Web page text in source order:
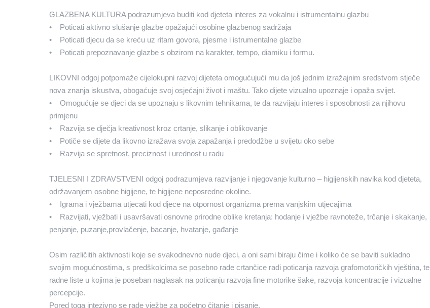
GLAZBENA KULTURA podrazumjeva buditi kod djeteta interes za vokalnu i istrumentalnu glazbu
• Poticati aktivno slušanje glazbe opažajući osobine glazbenog sadržaja
• Poticati djecu da se kreću uz ritam govora, pjesme i istrumentalne glazbe
• Poticati prepoznavanje glazbe s obzirom na karakter, tempo, diamiku i formu.
LIKOVNI odgoj potpomaže cijelokupni razvoj dijeteta omogućujući mu da još jednim izražajnim sredstvom stječe
nova znanja iskustva, obogaćuje svoj osjećajni život i maštu. Tako dijete vizualno upoznaje i opaža svijet.
• Omogućuje se djeci da se upoznaju s likovnim tehnikama, te da razvijaju interes i sposobnosti za njihovu
primjenu
• Razvija se dječja kreativnost kroz crtanje, slikanje i oblikovanje
• Potiče se dijete da likovno izražava svoja zapažanja i predodžbe u svijetu oko sebe
• Razvija se spretnost, preciznost i urednost u radu
TJELESNI I ZDRAVSTVENI odgoj podrazumjeva razvijanje i njegovanje kulturno – higijenskih navika kod djeteta,
održavanjem osobne higijene, te higijene neposredne okoline.
• Igrama i vježbama utjecati kod djece na otpornost organizma prema vanjskim utjecajima
• Razvijati, vježbati i usavršavati osnovne prirodne oblike kretanja: hodanje i vježbe ravnoteže, trčanje i skakanje,
penjanje, puzanje,provlačenje, bacanje, hvatanje, gađanje
Osim različitih aktivnosti koje se svakodnevno nude djeci, a oni sami biraju čime i koliko će se baviti sukladno
svojim mogućnostima, s predškolcima se posebno rade crtančice radi poticanja razvoja grafomotoričkih vještina, te
radne liste u kojima je poseban naglasak na poticanju razvoja fine motorike šake, razvoja koncentracije i vizualne
percepcije.
Pored toga intezivno se rade vježbe za početno čitanje i pisanje.